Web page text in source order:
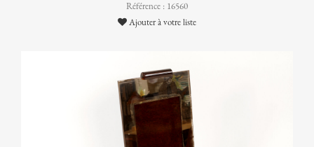
Référence : 16560
Ajouter à votre liste